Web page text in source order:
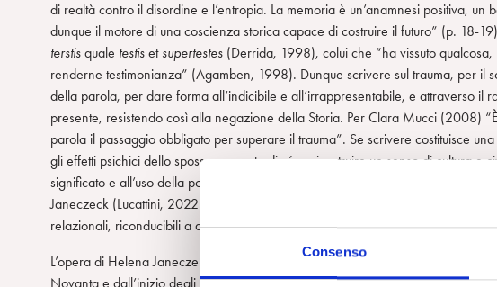
Consenso
di realtà contro il disordine e l’entropia. La memoria è un’anamnesi positiva,
dunque il motore di una coscienza storica capace di costruire il futuro” (p. 18-
terstis quale testis et supertestes (Derrida, 1998), colui che “ha vissuto
renderne testimonianza” (Agamben, 1998). Dunque scrivere sul trauma, per il
della parola, per dare forma all’indicibile e all’irrappresentabile, e attraverso il
presente, resistendo così alla negazione della Storia. Per Clara Mucci (2008)
parola il passaggio obbligato per superare il trauma”. Se scrivere costituisce
gli effetti psichici dello spossessamento di sé, e ricostruire un senso di cultura e
significato e all’uso della poliglossia dal punto di vista psicoanalitico, nell’opera
Janeczeck (Lucattini, 2022). In entrambe le scrittrici la poliglossia rivela diversi
relazionali, riconducibili a diversi aspetti del sé e a diverse modalità di
L’opera di Helena Janeczek si colloca in un contesto letterario italiano
Novanta e dall’inizio degli anni Zero, per cui la critica letteraria ha parlato di